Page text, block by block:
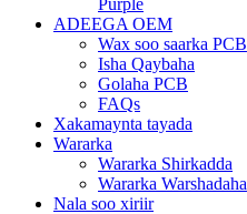
Purple
ADEEGA OEM
Wax soo saarka PCB
Isha Qaybaha
Golaha PCB
FAQs
Xakamaynta tayada
Wararka
Wararka Shirkadda
Wararka Warshadaha
Nala soo xiriir